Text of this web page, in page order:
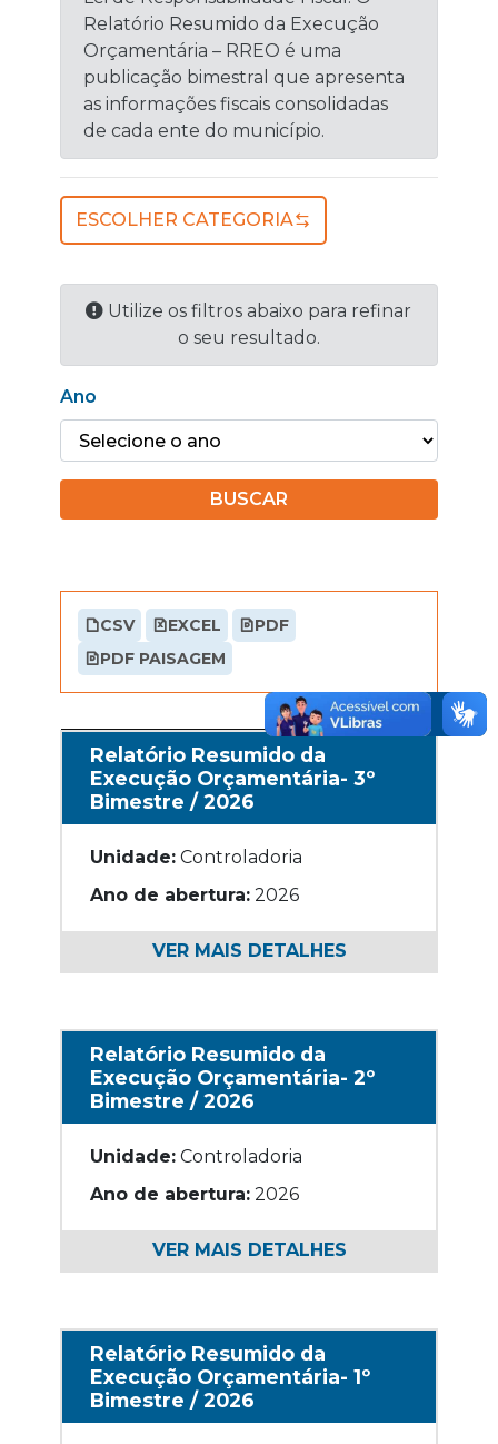
Relatório Resumido da Execução
Orçamentária – RREO é uma
publicação bimestral que apresenta
as informações fiscais consolidadas
de cada ente do município.
ESCOLHER CATEGORIA
Utilize os filtros abaixo para refinar
o seu resultado.
Ano
BUSCAR
CSV EXCEL
PDF
PDF PAISAGEM
Relatório Resumido da
Execução Orçamentária- 3º
Bimestre / 2026
Unidade: Controladoria
Ano de abertura: 2026
VER MAIS DETALHES
Relatório Resumido da
Execução Orçamentária- 2º
Bimestre / 2026
Unidade: Controladoria
Ano de abertura: 2026
VER MAIS DETALHES
Relatório Resumido da
Execução Orçamentária- 1º
Bimestre / 2026